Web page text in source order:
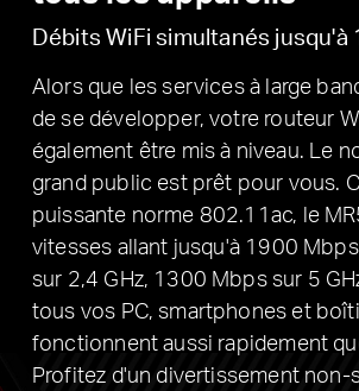
Débits WiFi simultanés jusqu'à
Alors que les services à large
de se développer, votre routeur
également être mis à niveau. Le
grand public est prêt pour vous.
puissante norme 802.11ac, le
vitesses allant jusqu'à 1900
sur 2,4 GHz, 1300 Mbps sur 5
tous vos PC, smartphones et
fonctionnent aussi rapidement
Profitez d'un divertissement non-